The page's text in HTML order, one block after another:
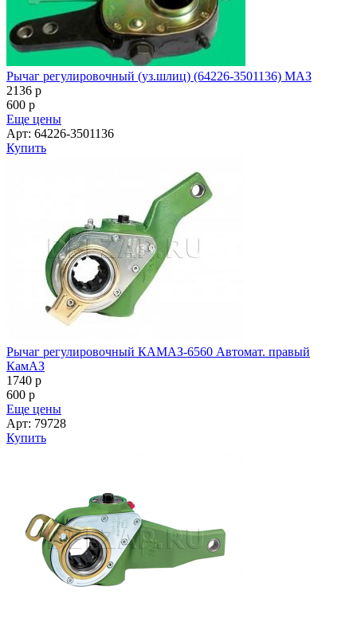
Рычаг регулировочный (уз.шлиц) (64226-3501136) МАЗ
2136 p
600 p
Еще цены
Арт: 64226-3501136
Купить
Рычаг регулировочный КАМАЗ-6560 Автомат. правый
КамАЗ
1740 p
600 p
Еще цены
Арт: 79728
Купить